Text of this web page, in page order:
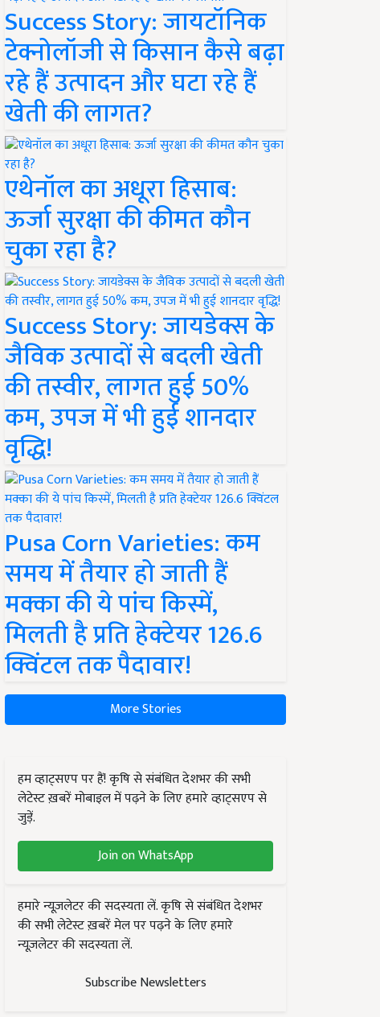
Success Story: जायटॉनिक
टेक्नोलॉजी से किसान कैसे बढ़ा
रहे हैं उत्पादन और घटा रहे हैं
खेती की लागत?
एथेनॉल का अधूरा हिसाब:
ऊर्जा सुरक्षा की कीमत कौन
चुका रहा है?
Success Story: जायडेक्स के
जैविक उत्पादों से बदली खेती
की तस्वीर, लागत हुई 50%
कम, उपज में भी हुई शानदार
वृद्धि!
Pusa Corn Varieties: कम
समय में तैयार हो जाती हैं
मक्का की ये पांच किस्में,
मिलती है प्रति हेक्टेयर 126.6
क्विंटल तक पैदावार!
More Stories
हम व्हाट्सएप पर हैं! कृषि से संबंधित देशभर की सभी
लेटेस्ट ख़बरें मोबाइल में पढ़ने के लिए हमारे व्हाट्सएप से
जुड़ें.
Join on WhatsApp
हमारे न्यूज़लेटर की सदस्यता लें. कृषि से संबंधित देशभर
की सभी लेटेस्ट ख़बरें मेल पर पढ़ने के लिए हमारे
न्यूज़लेटर की सदस्यता लें.
Subscribe Newsletters